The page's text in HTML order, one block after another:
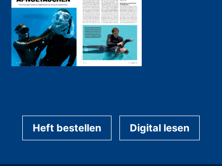
Heft bestellen Digital lesen